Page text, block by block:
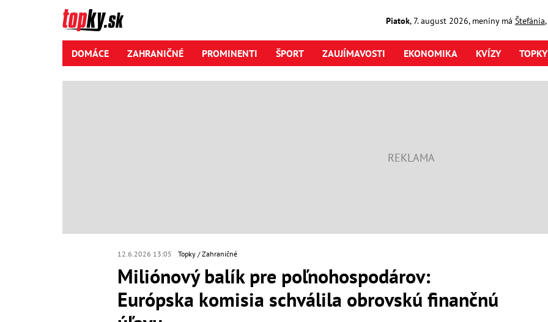
Piatok,7. august2026, meniny má Štefánia
DOMÁCE ZAHRANIČNÉ PROMINENTI ŠPORT ZAUJÍMAVOSTI EKONOMIKA KVÍZY
12.6.2026 13:05 Topky Zahraničné
Miliónový balík pre poľnohospodárov:
Európska komisia schválila obrovskú finančnú